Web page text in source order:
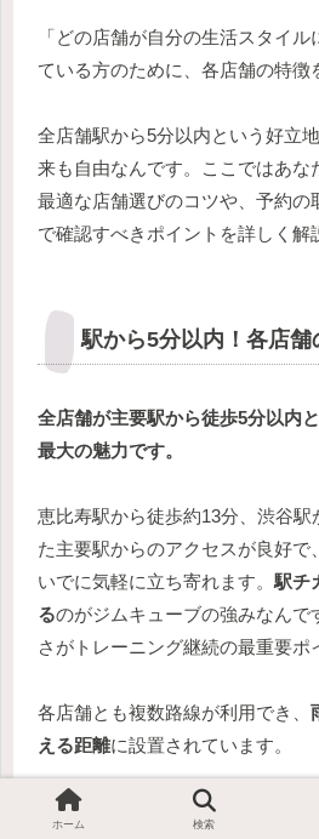
「どの店舗が自分の生活スタイ
ている方のために、各店舗の特徴
全店舗駅から5分以内という好立
来も自由なんです。ここではあな
最適な店舗選びのコツや、予約の
で確認すべきポイントを詳しく解
駅から5分以内！各店舗
全店舗が主要駅から徒歩5分以内
最大の魅力です。
恵比寿駅から徒歩約13分、渋谷駅
た主要駅からのアクセスが良好で
いでに気軽に立ち寄れます。 駅チ
るのがジムキューブの強みなんで
さがトレーニング継続の最重要ポ
各店舗とも複数路線が利用でき、
える距離に設置されています。
例えば、恵比寿店なら山手線・日
ホーム 検索